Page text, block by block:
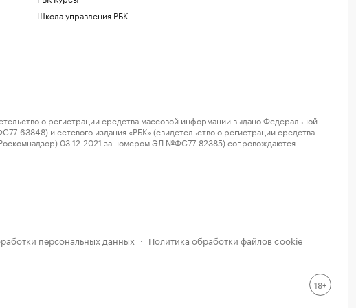
Школа управления РБК
о регистрации средства массовой информации выдано Федеральной
63848) и сетевого издания «РБК» (свидетельство о регистрации средства
03.12.2021 за номером ЭЛ №ФС77-82385) сопровождаются
персональных данных · Политика обработки файлов cookie
18+